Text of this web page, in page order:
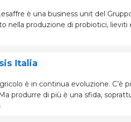
è una business unit del
nella produzione di probiotici,
Italia
è in continua evoluzione. C’è
produrre di più è una sfida,
standard sempre più elevati dei